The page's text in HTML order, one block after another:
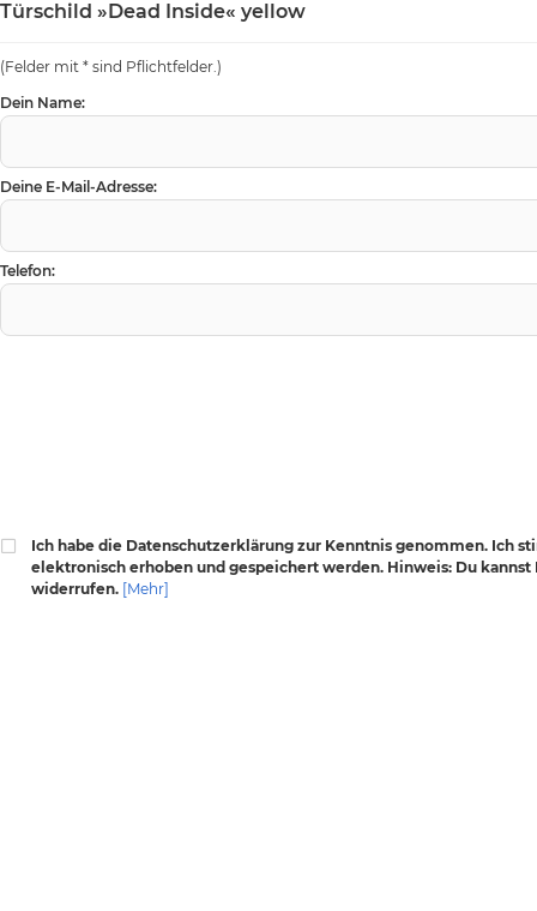
Türschild »Dead Inside« yellow
(Felder mit * sind Pflichtfelder.)
Dein Name:
Deine E-Mail-Adresse:
Telefon:
Ich habe die Datenschutzerklärung zur Kenntnis genommen. Ich
elektronisch erhoben und gespeichert werden. Hinweis: Du
widerrufen. [Mehr]